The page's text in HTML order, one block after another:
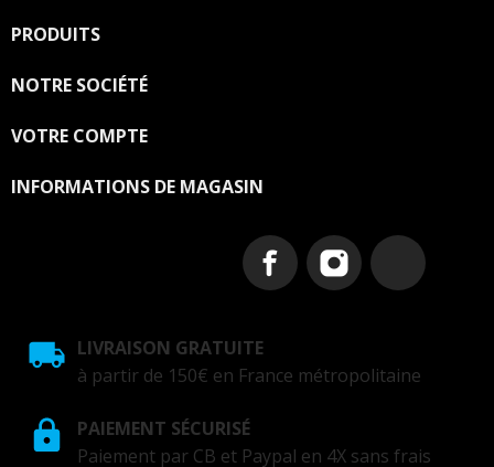
PRODUITS
NOTRE SOCIÉTÉ
VOTRE COMPTE
INFORMATIONS DE MAGASIN
LIVRAISON GRATUITE
à partir de 150€ en France métropolitaine
PAIEMENT SÉCURISÉ
Paiement par CB et Paypal en 4X sans frais